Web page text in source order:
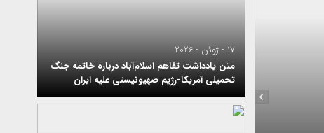
آپارات
واتساپ
17 - ژوئن - 2026
متن یادداشت تفاهم اسلام‌آباد درباره خاتمه جنگ
تحمیلی آمریکا-رژیم صهیونیستی علیه ایران